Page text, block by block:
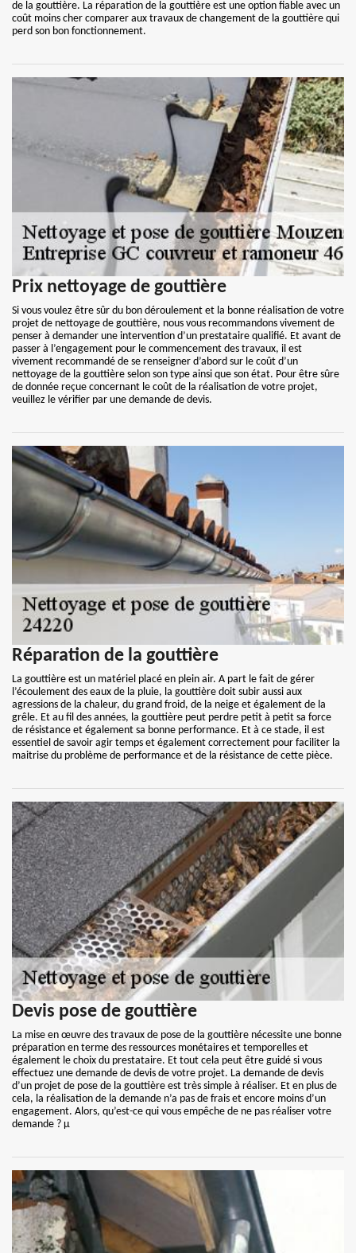
de la gouttière. La réparation de la gouttière est une option fiable avec un
coût moins cher comparer aux travaux de changement de la gouttière qui
perd son bon fonctionnement.
Prix nettoyage de gouttière
Si vous voulez être sûr du bon déroulement et la bonne réalisation de votre
projet de nettoyage de gouttière, nous vous recommandons vivement de
penser à demander une intervention d’un prestataire qualifié. Et avant de
passer à l’engagement pour le commencement des travaux, il est
vivement recommandé de se renseigner d’abord sur le coût d’un
nettoyage de la gouttière selon son type ainsi que son état. Pour être sûre
de donnée reçue concernant le coût de la réalisation de votre projet,
veuillez le vérifier par une demande de devis.
Réparation de la gouttière
La gouttière est un matériel placé en plein air. A part le fait de gérer
l’écoulement des eaux de la pluie, la gouttière doit subir aussi aux
agressions de la chaleur, du grand froid, de la neige et également de la
grêle. Et au fil des années, la gouttière peut perdre petit à petit sa force
de résistance et également sa bonne performance. Et à ce stade, il est
essentiel de savoir agir temps et également correctement pour faciliter la
maitrise du problème de performance et de la résistance de cette pièce.
Devis pose de gouttière
La mise en œuvre des travaux de pose de la gouttière nécessite une bonne
préparation en terme des ressources monétaires et temporelles et
également le choix du prestataire. Et tout cela peut être guidé si vous
effectuez une demande de devis de votre projet. La demande de devis
d’un projet de pose de la gouttière est très simple à réaliser. Et en plus de
cela, la réalisation de la demande n’a pas de frais et encore moins d’un
engagement. Alors, qu’est-ce qui vous empêche de ne pas réaliser votre
demande ? µ